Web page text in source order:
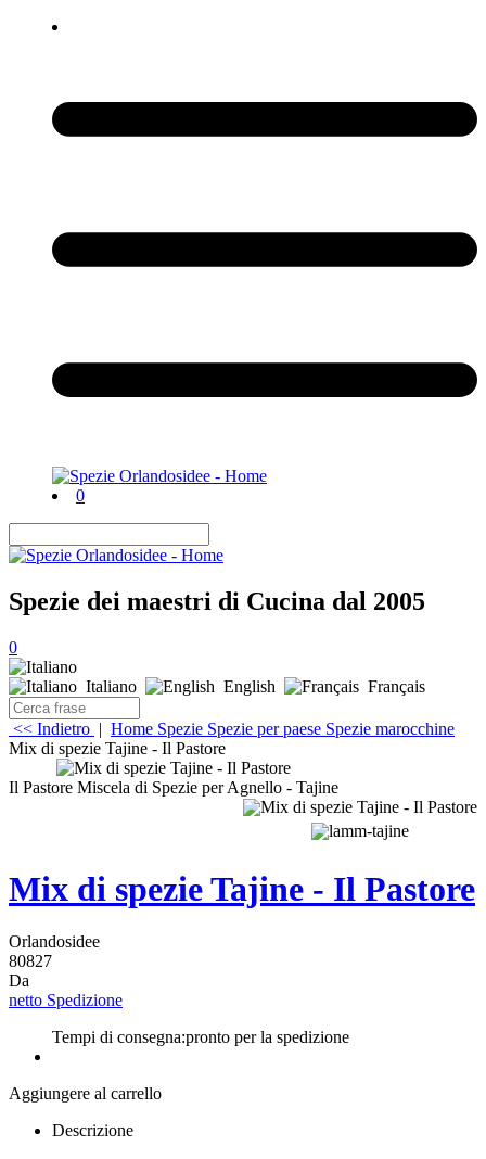
0
Spezie dei maestri di Cucina dal 2005
0
Italiano English Français
<< Indietro | Home Spezie Spezie per paese Spezie marocchine
Mix di spezie Tajine - Il Pastore
Il Pastore Miscela di Spezie per Agnello - Tajine
Mix di spezie Tajine - Il Pastore
Orlandosidee
80827
Da
netto Spedizione
Tempi di consegna:pronto per la spedizione
Aggiungere al carrello
Descrizione